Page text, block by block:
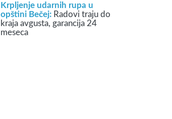
Krpljenje udarnih rupa u
opštini Bečej: Radovi traju do
kraja avgusta, garancija 24
meseca